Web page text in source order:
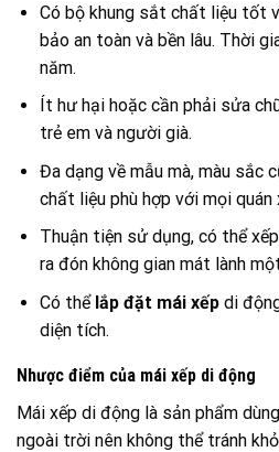
Có bộ khung sắt chất liệu tốt
bảo an toàn và bền lâu. Thời
năm.
Ít hư hại hoặc cần phải sửa
trẻ em và người già.
Đa dạng về mẫu mà, màu sắc
chất liệu phù hợp với mọi quán
Thuận tiện sử dụng, có thể
ra đón không gian mát lành
Có thể lắp đặt mái xếpdi
diện tích.
Nhược điểm của mái xếp di động
Mái xếp di động là sản phẩm
ngoài trời nên không thể tránh